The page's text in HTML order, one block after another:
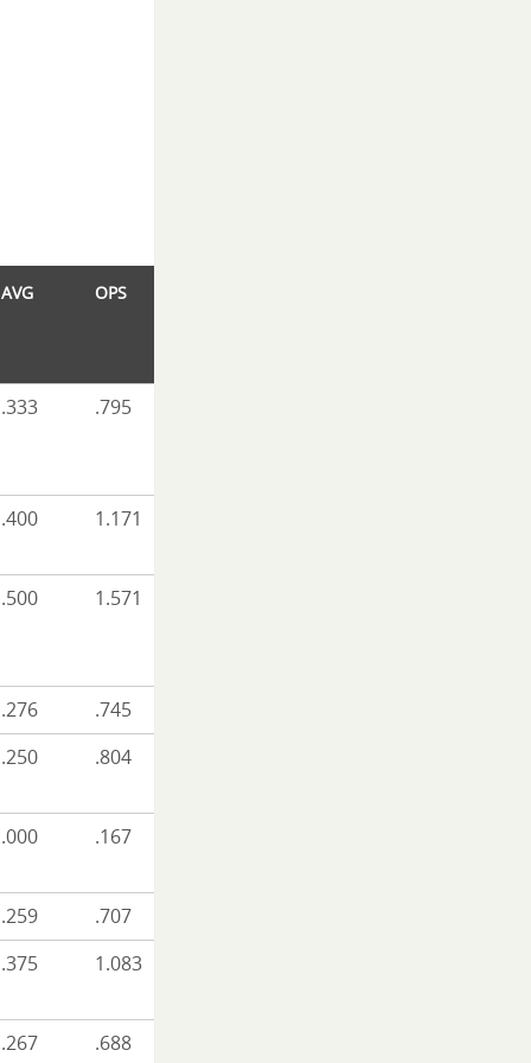
AVG OPS
.333 .795
.400 1.171
.500 1.571
.276
.745
.250
.804
.000 .167
.259
.707
.375
1.083
.267 .688